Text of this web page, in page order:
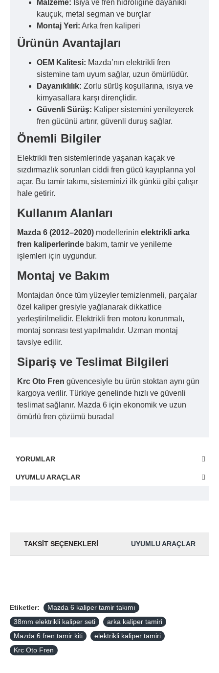
Malzeme: Isıya ve fren hidroliğine dayanıklı
kauçuk, metal segman ve burçlar
Montaj Yeri: Arka fren kaliperi
Ürünün Avantajları
OEM Kalitesi: Mazda’nın elektrikli fren
sistemine tam uyum sağlar, uzun ömürlüdür.
Dayanıklılık: Zorlu sürüş koşullarına, ısıya ve
kimyasallara karşı dirençlidir.
Güvenli Sürüş: Kaliper sistemini yenileyerek
fren gücünü artırır, güvenli duruş sağlar.
Önemli Bilgiler
Elektrikli fren sistemlerinde yaşanan kaçak ve
sızdırmazlık sorunları ciddi fren gücü kayıplarına yol
açar. Bu tamir takımı, sisteminizi ilk günkü gibi çalışır
hale getirir.
Kullanım Alanları
Mazda 6 (2012–2020) modellerinin elektrikli arka
fren kaliperlerinde bakım, tamir ve yenileme
işlemleri için uygundur.
Montaj ve Bakım
Montajdan önce tüm yüzeyler temizlenmeli, parçalar
özel kaliper gresiyle yağlanarak dikkatlice
yerleştirilmelidir. Elektrikli fren motoru korunmalı,
montaj sonrası test yapılmalıdır. Uzman montaj
tavsiye edilir.
Sipariş ve Teslimat Bilgileri
Krc Oto Fren güvencesiyle bu ürün stoktan aynı gün
kargoya verilir. Türkiye genelinde hızlı ve güvenli
teslimat sağlanır. Mazda 6 için ekonomik ve uzun
ömürlü fren çözümü burada!
YORUMLAR
UYUMLU ARAÇLAR
TAKSIT SEÇENEKLERI UYUMLU ARAÇLAR
Etiketler:
Mazda 6 kaliper tamir takımı
38mm elektrikli kaliper seti
arka kaliper tamiri
Mazda 6 fren tamir kiti
elektrikli kaliper tamiri
Krc Oto Fren